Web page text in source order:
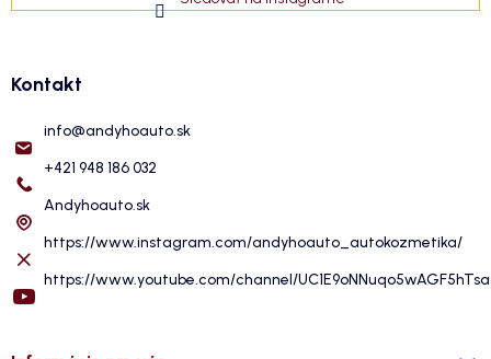
Kontakt
info@andyhoauto.sk
+421 948 186 032
Andyhoauto.sk
https://www.instagram.com/andyhoauto_autokozmetika/
https://www.youtube.com/channel/